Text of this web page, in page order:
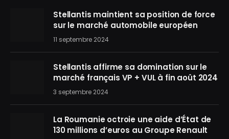
Stellantis maintient sa position de force
sur le marché automobile européen
11 septembre 2024
Stellantis affirme sa domination sur le
marché français VP + VUL à fin août 2024
3 septembre 2024
La Roumanie octroie une aide d’État de
130 millions d’euros au Groupe Renault